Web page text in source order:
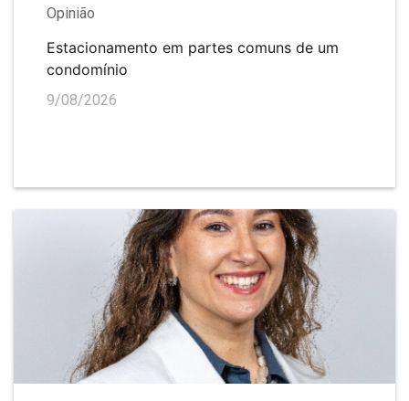
Opinião
Estacionamento em partes comuns de um
condomínio
9/08/2026